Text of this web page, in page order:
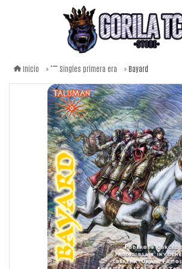
Inicio Singles primera era Bayard